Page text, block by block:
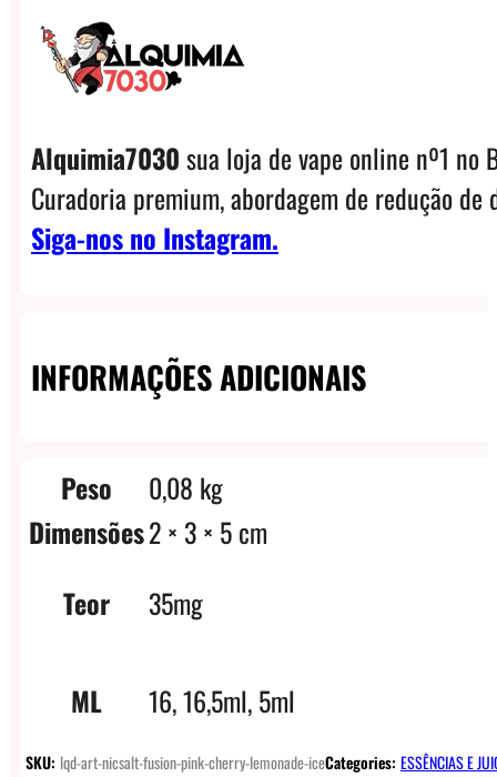
Alquimia7030sua loja de vape online nº1 no
Curadoria premium, abordagem de redução
Siga-nos no Instagram.
INFORMAÇÕES ADICIONAIS
Peso
0,08 kg
Dimensões2 × 3 × 5 cm
Teor
35mg
ML 16, 16,5ml, 5ml
SKU: lqd-art-nicsalt-fusion-pink-cherry-lemonade-iceCategories: ESSÊNCIAS E